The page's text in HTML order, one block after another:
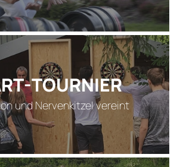
TOURNIER
und Nervenkitzel vereint